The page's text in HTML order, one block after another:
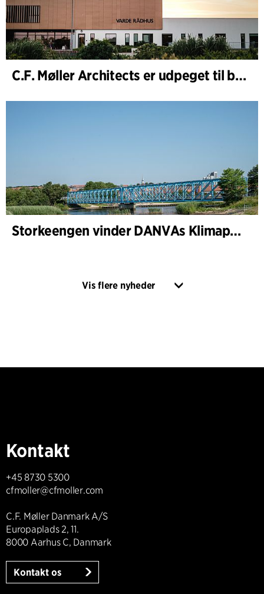
C.F. Møller Architects er udpeget til bygherrerådgiver i udvidelsen af Varde Rådhus
Storkeengen vinder DANVAs Klimapris 2025 – og bygger videre på tidligere arkitekturanerkendelse
Vis flere nyheder
Kontakt
+45 8730 5300
cfmoller@cfmoller.com
C.F. Møller Danmark A/S
Europaplads 2, 11.
8000 Aarhus C, Danmark
Kontakt os